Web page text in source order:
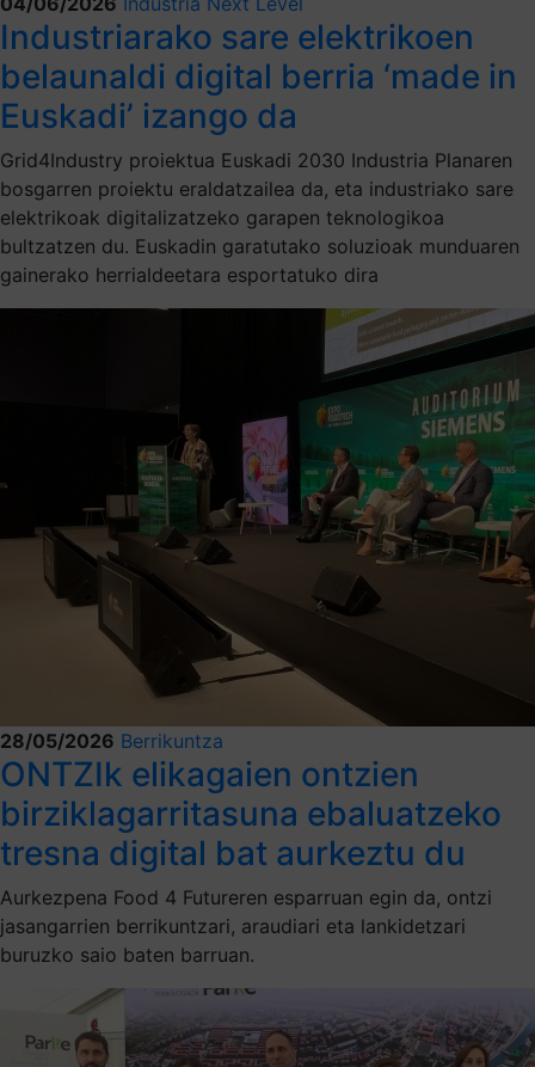
Industriarako sare elektrikoen
belaunaldi digital berria ‘made in
Euskadi’ izango da
Grid4Industry proiektua Euskadi 2030 Industria Planaren
bosgarren proiektu eraldatzailea da, eta industriako sare
elektrikoak digitalizatzeko garapen teknologikoa
bultzatzen du. Euskadin garatutako soluzioak munduaren
gainerako herrialdeetara esportatuko dira
28/05/2026 Berrikuntza
ONTZIk elikagaien ontzien
birziklagarritasuna ebaluatzeko
tresna digital bat aurkeztu du
Aurkezpena Food 4 Futureren esparruan egin da, ontzi
jasangarrien berrikuntzari, araudiari eta lankidetzari
buruzko saio baten barruan.